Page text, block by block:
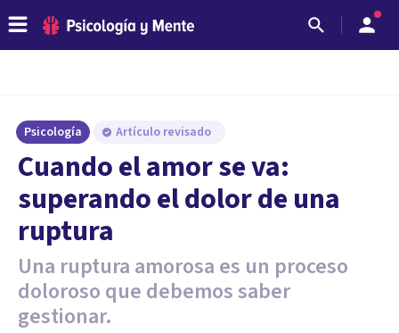
Psicología Artículo revisado
Cuando el amor se va:
superando el dolor de una
ruptura
Una ruptura amorosa es un proceso
doloroso que debemos saber
gestionar.